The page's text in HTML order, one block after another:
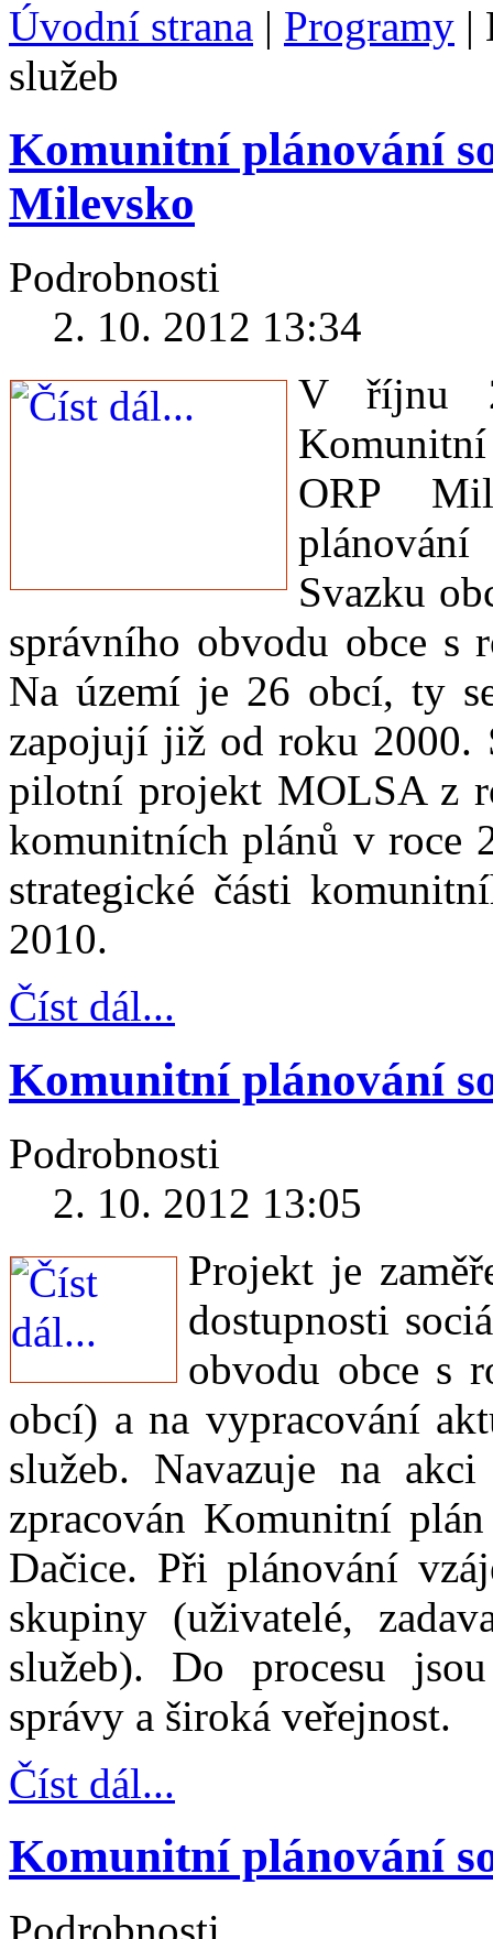
Úvodní strana | Programy |
služeb
Komunitní plánování
Milevsko
Podrobnosti
2. 10. 2012 13:34
V říjnu
ORP
Svazku
správního obvodu obce s
Na území je 26 obcí, ty
zapojují již od roku 2000.
pilotní projekt MOLSA z
komunitních plánů v roce
strategické části
2010.
Číst dál...
Komunitní plánování
Podrobnosti
2. 10. 2012 13:05
Projekt je
dostupnosti
obvodu obce s
obcí) a na vypracování
služeb. Navazuje na
zpracován Komunitní
Dačice. Při plánování
skupiny (uživatelé,
služeb). Do procesu
správy a široká veřejnost.
Číst dál...
Komunitní plánování